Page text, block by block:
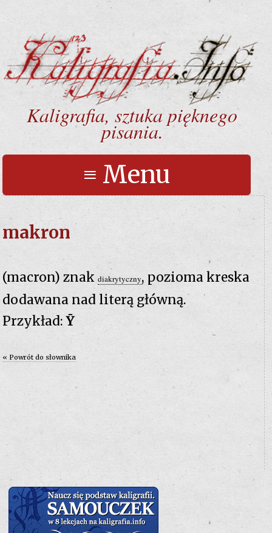
Kaligrafia, sztuka pięknego
pisania.
≡ Menu
makron
(macron) znakdiakrytyczny, pozioma kreska
dodawana nad literą główną.
Przykład:Ȳ
« Powrót do słownika